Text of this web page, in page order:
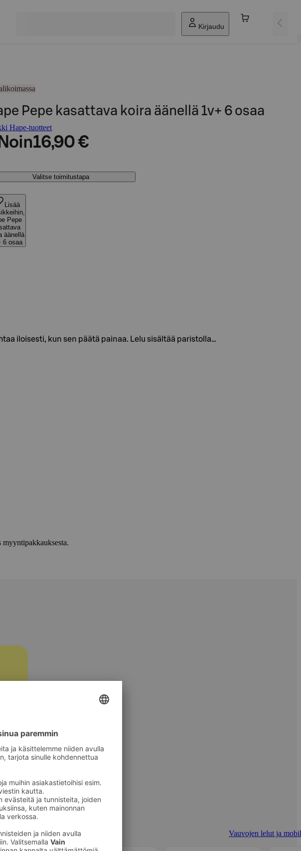
Kirjaudu
Pepe kasattava koira äänellä 1v+ 6 osaa
Hape-tuotteet
Noin16,90 €
Valitse toimitustapa
Lisää
Pepe
äänellä
6 osaa
iloisesti, kun sen päätä painaa. Lelu sisältää paristolla…
myyntipakkauksesta.
Vauvojen lelut ja